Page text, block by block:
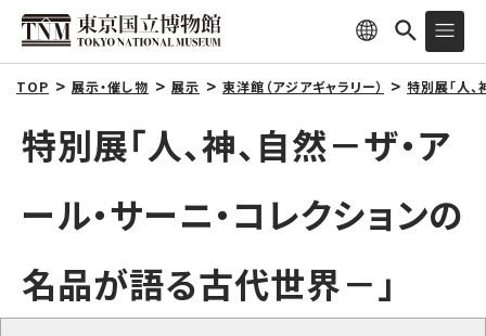
TOP 展示・催し物 展示 東洋館（アジアギャラリー） 特別展「人
特別展「人、神、自然－ザ・ア
ール・サーニ・コレクションの
名品が語る古代世界－」